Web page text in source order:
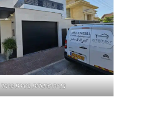
בניית פרגולות בטירת כרמל